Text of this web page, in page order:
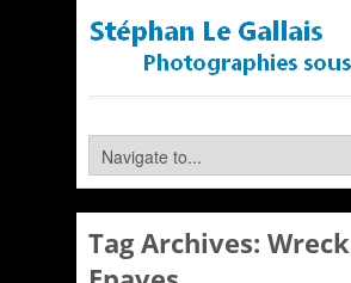
Tag Archives: Wreck